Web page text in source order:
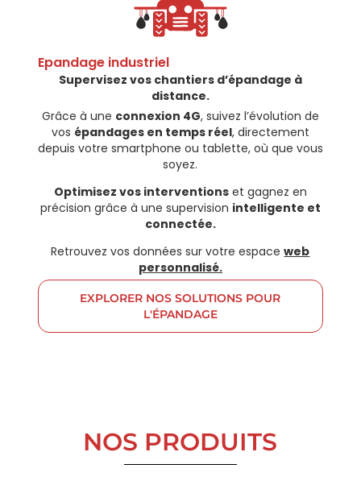
Epandage industriel​
Supervisez vos chantiers d’épandage à
distance.
Grâce à une connexion 4G, suivez l’évolution de
vos épandages en temps réel, directement
depuis votre smartphone ou tablette, où que vous
soyez.
Optimisez vos interventionset gagnez en
précision grâce à une supervision intelligente et
connectée.
Retrouvez vos données sur votre espaceweb
personnalisé.
EXPLORER NOS SOLUTIONS POUR
L'ÉPANDAGE
NOS PRODUITS